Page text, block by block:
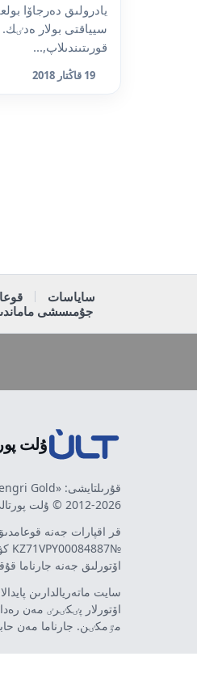
يادرولىق دەرجاۆا
سيياقتى بولار
قورىتىندىلاپ,...
19 قاڭتار 2018
ساياسات
جۇمىسشى
ۇلت
قۇرىلتايشى: «Tengri Gold» جشس
2012-2026 © ۇلت پورتالى
قر اقپارات جەنە
№KZ71VPY00084887 كۋەلٸگٸ بەرٸلگەن.
اۆتورلىق جەنە جارناما
سايت ماتەريالدارىن
اۆتورلار پٸكٸرٸ مەن
مٷمكٸن. جارناما مەن